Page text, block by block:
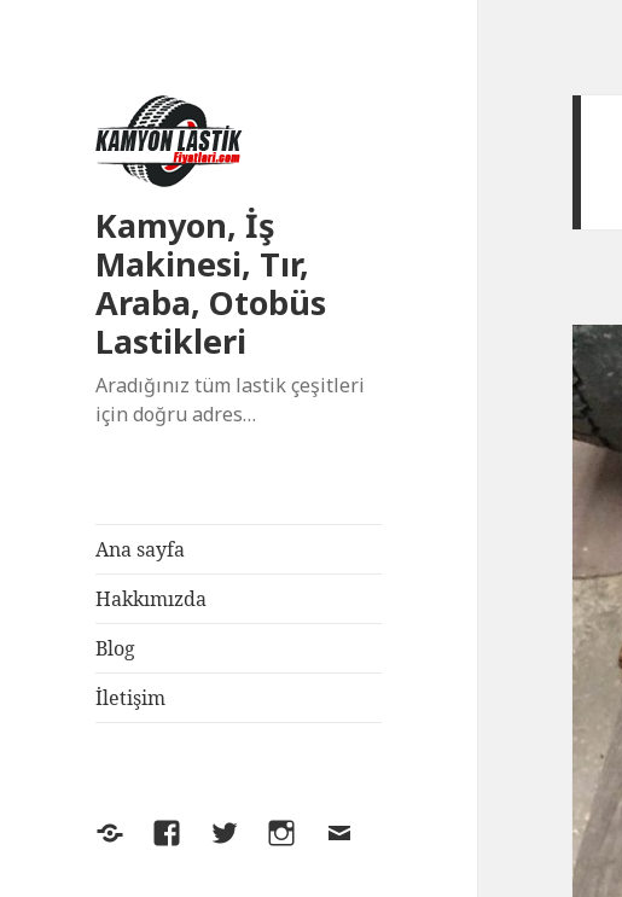
Kamyon, İş
Makinesi, Tır,
Araba, Otobüs
Lastikleri
Aradığınız tüm lastik çeşitleri
için doğru adres…
Ana sayfa
Hakkımızda
Blog
İletişim
Yelp FacebookTwitterInstagram
E-